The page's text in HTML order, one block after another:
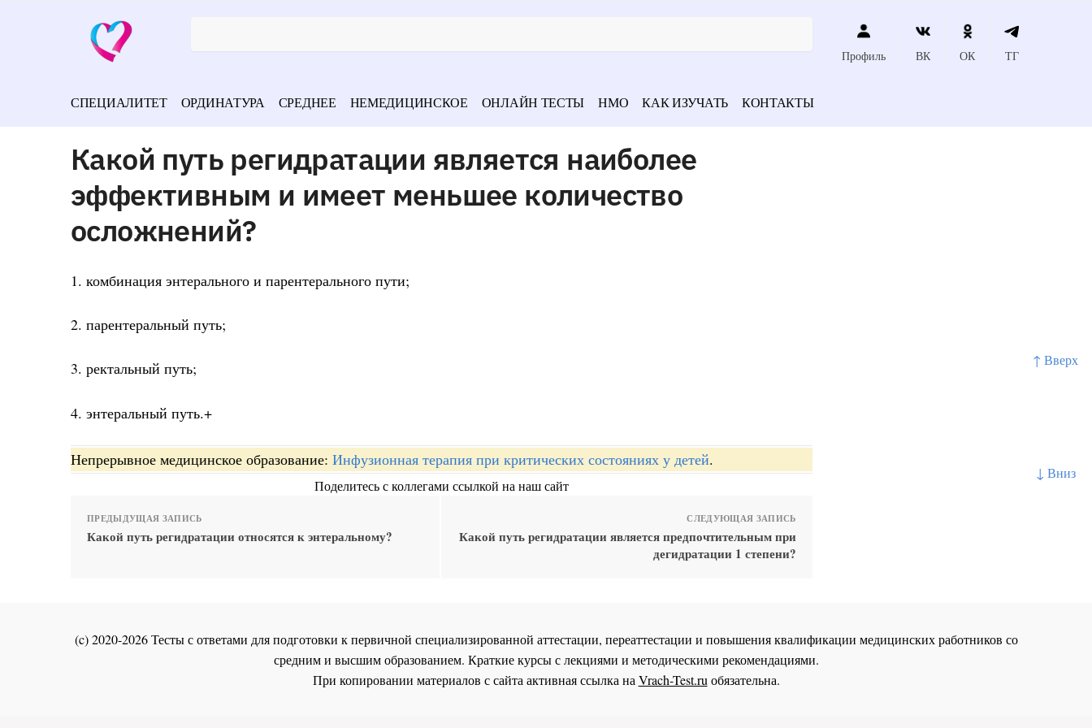
↑ Вверх
↓ Вниз
Профиль ВК ОК ТГ
СПЕЦИАЛИТЕТ ОРДИНАТУРА СРЕДНЕЕ НЕМЕДИЦИНСКОЕ ОНЛАЙН ТЕСТЫ НМО КАК ИЗУЧАТЬ КОНТАКТЫ
Какой путь регидратации является наиболее
эффективным и имеет меньшее количество
осложнений?
1. комбинация энтерального и парентерального пути;
2. парентеральный путь;
3. ректальный путь;
4. энтеральный путь.+
Непрерывное медицинское образование: Инфузионная терапия при критических состояниях у детей.
Поделитесь с коллегами ссылкой на наш сайт
ПРЕДЫДУЩАЯ ЗАПИСЬ
Какой путь регидратации относятся к энтеральному?
СЛЕДУЮЩАЯ ЗАПИСЬ
Какой путь регидратации является предпочтительным при
дегидратации 1 степени?
(c) 2020-2026 Тесты с ответами для подготовки к первичной специализированной аттестации, переаттестации и повышения квалификации медицинских работников со
средним и высшим образованием. Краткие курсы с лекциями и методическими рекомендациями.
При копировании материалов с сайта активная ссылка наVrach-Test.ruобязательна.